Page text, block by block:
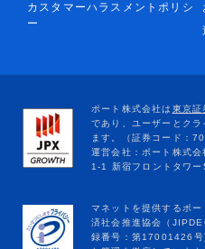
カスタマーハラスメントポリシ
ー